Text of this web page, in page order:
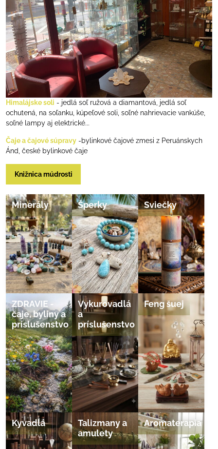
Himalájske soli - jedlá soľ ružová a diamantová, jedlá soľ
ochutená, na soľanku, kúpeľové soli, soľné nahrievacie vankúše,
soľné lampy aj elektrické...
Čaje a čajové súpravy -bylinkové čajové zmesi z Peruánskych
Ánd, české bylinkové čaje
Knižnica múdrosti
Minerály Šperky Sviečky
ZDRAVIE -
čaje, byliny a
príslušenstvo
Vykurovadlá
a
príslušenstvo
Feng šuej
Kyvadlá
Talizmany a
amulety
Aromaterapia